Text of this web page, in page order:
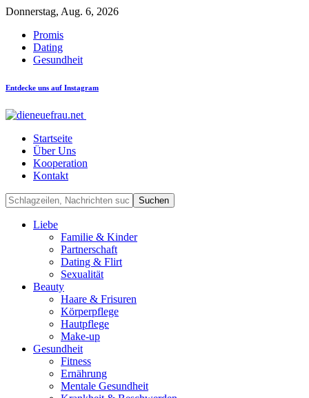
Donnerstag, Aug. 6, 2026
Promis
Dating
Gesundheit
Entdecke uns auf Instagram
Startseite
Über Uns
Kooperation
Kontakt
Liebe
Familie & Kinder
Partnerschaft
Dating & Flirt
Sexualität
Beauty
Haare & Frisuren
Körperpflege
Hautpflege
Make-up
Gesundheit
Fitness
Ernährung
Mentale Gesundheit